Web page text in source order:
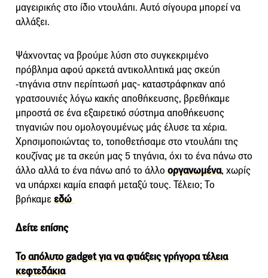
μαγειρικής στο ίδιο ντουλάπι. Αυτό σίγουρα μπορεί να
αλλάξει.
Ψάχνοντας να βρούμε λύση στο συγκεκριμένο
πρόβλημα αφού αρκετά αντικολλητικά μας σκεύη
-τηγάνια στην περίπτωσή μας- καταστράφηκαν από
γρατσουνιές λόγω κακής αποθήκευσης, βρεθήκαμε
μπροστά σε ένα εξαιρετικό σύστημα αποθήκευσης
τηγανιών που ομολογουμένως μάς έλυσε τα χέρια.
Χρησιμοποιώντας το, τοποθετήσαμε στο ντουλάπι της
κουζίνας με τα σκεύη μας 5 τηγάνια, όχι το ένα πάνω στο
άλλο αλλά το ένα πάνω από το άλλο οργανωμένα, χωρίς
να υπάρχει καμία επαφή μεταξύ τους. Τέλειο; Το
βρήκαμεεδώ
Δείτε επίσης
Το απόλυτο gadget για να φτιάξεις γρήγορα τέλεια
κεφτεδάκια